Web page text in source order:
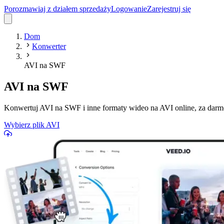
Porozmawiaj z działem sprzedażyLogowanieZarejestruj się
Dom
Konwerter
AVI na SWF
AVI na SWF
Konwertuj AVI na SWF i inne formaty wideo na AVI online, za
Wybierz plik AVI